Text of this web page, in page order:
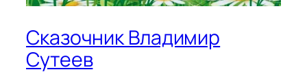
Сказочник Владимир
Сутеев